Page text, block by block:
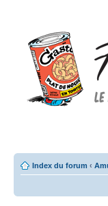
Index du forum ‹